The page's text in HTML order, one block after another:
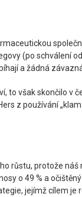
(po schválení
a žádná
to však skončilo v
z používání
růstu, protože
o 49 % a
jejímž cílem je